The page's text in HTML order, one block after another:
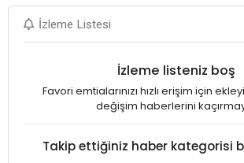
İzleme Listesi
İzleme listeniz boş
Favori emtialarınızı hızlı erişim için
değişim haberlerini
Takip ettiğiniz haber kategorisi